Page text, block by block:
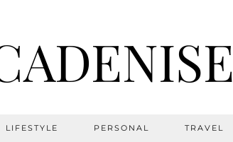
LIFESTYLE PERSONAL TRAVEL